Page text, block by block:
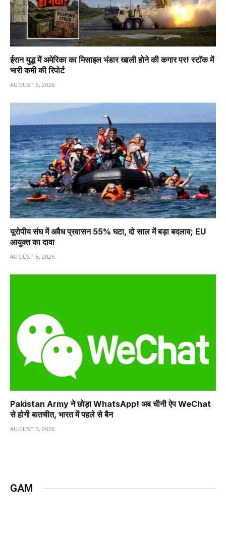
ईरान युद्ध में अमेरिका का मिसाइल भंडार खाली होने की कगार पर! स्टॉक में
भारी कमी की रिपोर्ट
AUGUST 5, 2026
यूरोपीय संघ में अवैध प्रवासन 55% घटा, दो साल में बड़ा बदलाव; EU
आयुक्त का दावा
AUGUST 5, 2026
Pakistan Army ने छोड़ा WhatsApp! अब चीनी ऐप WeChat
से होगी बातचीत, भारत में पहले से बैन
AUGUST 5, 2026
GAM